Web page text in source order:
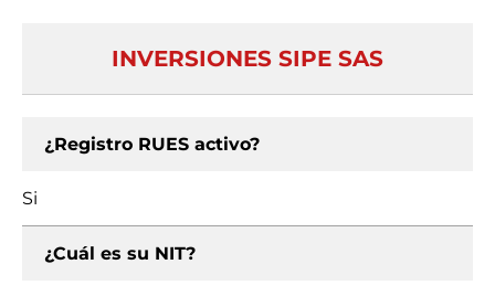
INVERSIONES SIPE SAS
¿Registro RUES activo?
Si
¿Cuál es su NIT?